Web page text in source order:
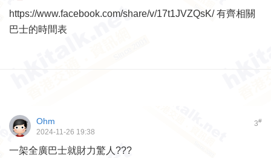
https://www.facebook.com/share/v/17t1JVZQsK/ 有齊相關
巴士的時間表
3#
Ohm
2024-11-26 19:38
一架全廣巴士就財力驚人???